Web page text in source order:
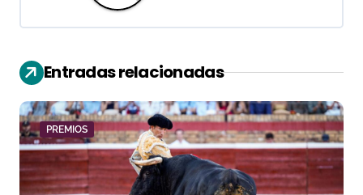
c
i
ó
n
d
e
Entradas relacionadas
PREMIOS